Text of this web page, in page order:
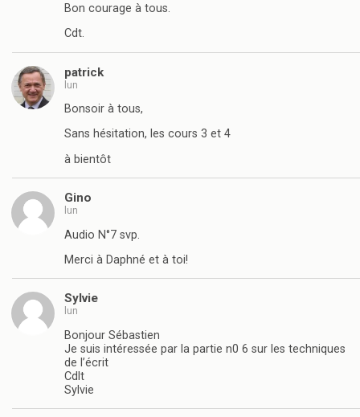
Bon courage à tous.
Cdt.
patrick
lun
Bonsoir à tous,
Sans hésitation, les cours 3 et 4
à bientôt
Gino
lun
Audio N°7 svp.
Merci à Daphné et à toi!
Sylvie
lun
Bonjour Sébastien
Je suis intéressée par la partie n0 6 sur les techniques
de l’écrit
Cdlt
Sylvie